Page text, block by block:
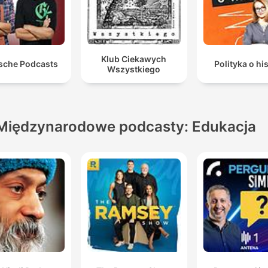
Podcasts
Klub Ciekawych
Wszystkiego
Polityka o
podcasty: Edukacja